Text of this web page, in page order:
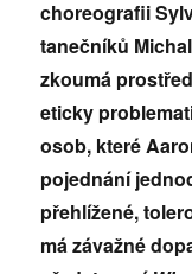
choreografii
tanečníků
zkoumá
eticky
osob, které
pojednání
přehlížené,
má závažné